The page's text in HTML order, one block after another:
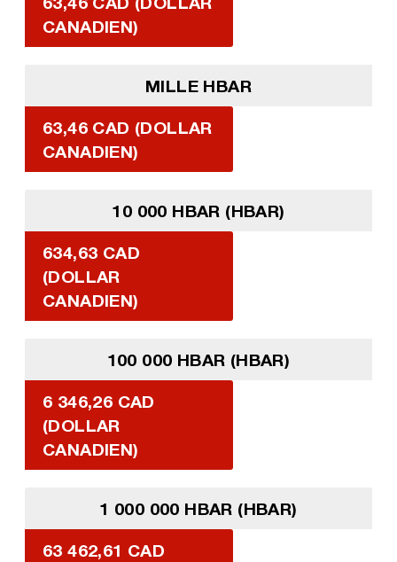
CANADIEN)
MILLE HBAR
63,46 CAD (DOLLAR
CANADIEN)
10 000 HBAR (HBAR)
634,63 CAD
(DOLLAR
CANADIEN)
100 000 HBAR (HBAR)
6 346,26 CAD
(DOLLAR
CANADIEN)
1 000 000 HBAR (HBAR)
63 462,61 CAD